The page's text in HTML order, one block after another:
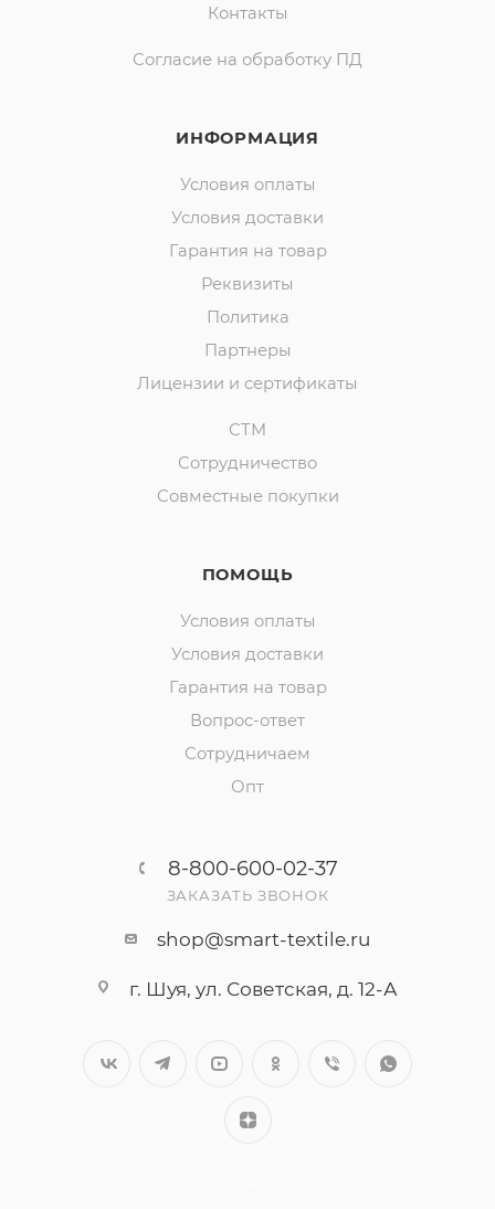
Контакты
Согласие на обработку ПД
ИНФОРМАЦИЯ
Условия оплаты
Условия доставки
Гарантия на товар
Реквизиты
Политика
Партнеры
Лицензии и сертификаты
СТМ
Сотрудничество
Совместные покупки
ПОМОЩЬ
Условия оплаты
Условия доставки
Гарантия на товар
Вопрос-ответ
Сотрудничаем
Опт
8-800-600-02-37
ЗАКАЗАТЬ ЗВОНОК
shop@smart-textile.ru
г. Шуя, ул. Советская, д. 12-А